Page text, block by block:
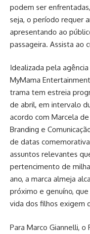
podem ser
seja, o período requer
apresentando ao
passageira. Assista ao
Idealizada pela
MyMama
trama tem estreia
de abril, em intervalo
acordo com Marcela
Branding e
de datas
assuntos relevantes
pertencimento de
ano, a marca almeja
próximo e genuíno,
vida dos filhos exigem
Para Marco Giannelli, o